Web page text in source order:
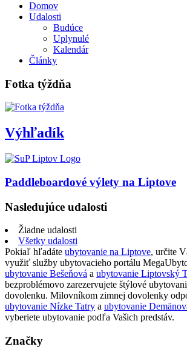
Domov
Udalosti
Budúce
Uplynulé
Kalendár
Články
Fotka týždňa
Výhľadík
Paddleboardové výlety na Liptove
Nasledujúce udalosti
Žiadne udalosti
Všetky udalosti
Pokiaľ hľadáte ubytovanie na Liptove, určite
využiť služby ubytovacieho portálu
ubytovanie Bešeňová a ubytovanie Liptovský
bezproblémovo zarezervujete štýlové
dovolenku. Milovníkom zimnej dovolenky
ubytovanie Nízke Tatry a ubytovanie
vyberiete ubytovanie podľa Vašich predstáv.
Značky